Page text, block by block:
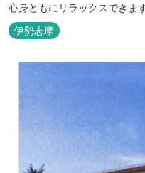
心身ともにリラックスできます
伊勢志摩